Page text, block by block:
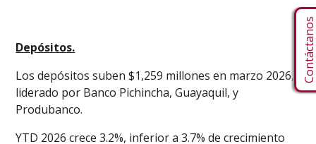
Depósitos.
Los depósitos suben $1,259 millones en marzo 2026,
liderado por Banco Pichincha, Guayaquil, y
Produbanco.
YTD 2026 crece 3.2%, inferior a 3.7% de crecimiento
Contáctanos